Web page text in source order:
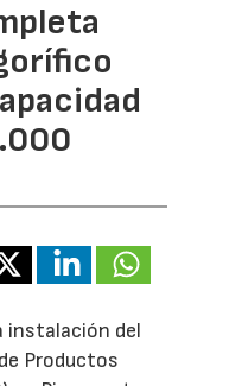
instalación del
Productos